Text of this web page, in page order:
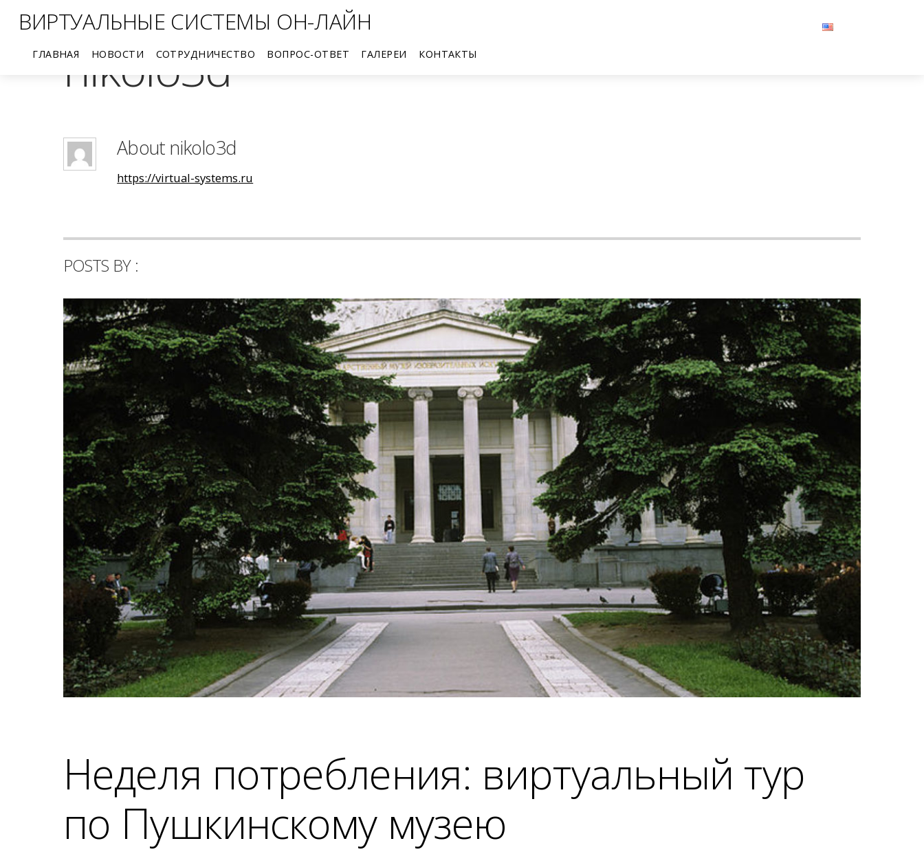
ВИРТУАЛЬНЫЕ СИСТЕМЫ ОН-ЛАЙН
ГЛАВНАЯ НОВОСТИ СОТРУДНИЧЕСТВО ВОПРОС-ОТВЕТ ГАЛЕРЕИ КОНТАКТЫ
nikolo3d
About nikolo3d
https://virtual-systems.ru
POSTS BY :
Неделя потребления: виртуальный тур
по Пушкинскому музею